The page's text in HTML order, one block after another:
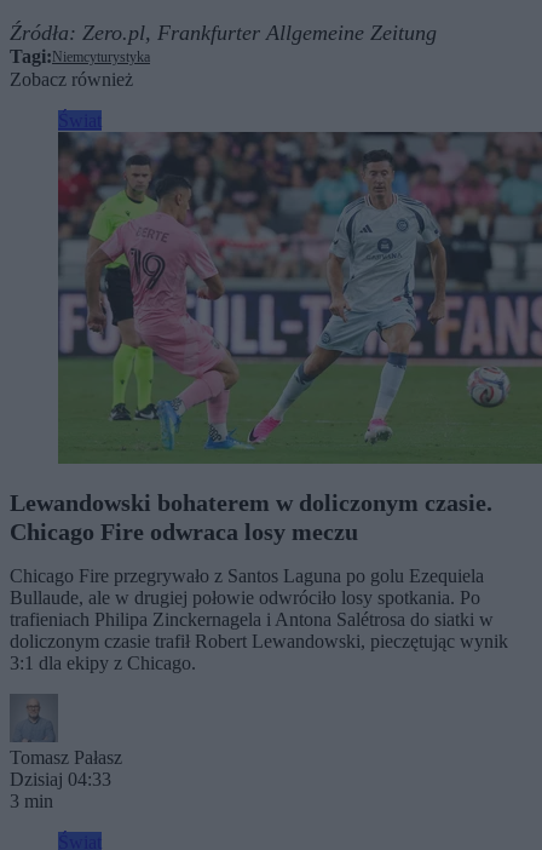
Źródła: Zero.pl, Frankfurter Allgemeine Zeitung
Tagi:Niemcyturystyka
Zobacz również
Lewandowski bohaterem w doliczonym czasie.
Chicago Fire odwraca losy meczu
Chicago Fire przegrywało z Santos Laguna po golu Ezequiela
Bullaude, ale w drugiej połowie odwróciło losy spotkania. Po
trafieniach Philipa Zinckernagela i Antona Salétrosa do siatki w
doliczonym czasie trafił Robert Lewandowski, pieczętując wynik
3:1 dla ekipy z Chicago.
Tomasz Pałasz
Dzisiaj 04:33
3 min